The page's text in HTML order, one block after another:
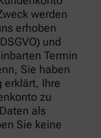
werden
erhoben
und
Termin
Sie haben
erklärt, Ihre
zu
als
Sie keine